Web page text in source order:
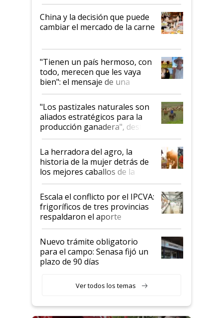
China y la decisión que puede
cambiar el mercado de la carne
"Tienen un país hermoso, con
todo, merecen que les vaya
bien": el mensaje de una
ganadera uruguaya sobre las
oportunidades que se abren
para el agro en Argentina, con
foco en la carne
"Los pastizales naturales son
aliados estratégicos para la
producción ganadera", destaca
la iniciativa que ya reúne a 46
establecimientos en Argentina
La herradora del agro, la
historia de la mujer detrás de
los mejores caballos de la
Argentina y los mitos que
todavía hacen sufrir a estos
animales: "Mientras me
descalificaban, yo seguí
haciendo currículum"
Escala el conflicto por el IPCVA:
frigoríficos de tres provincias
respaldaron el aporte
obligatorio
Nuevo trámite obligatorio
para el campo: Senasa fijó un
plazo de 90 días
Ver todos los temas